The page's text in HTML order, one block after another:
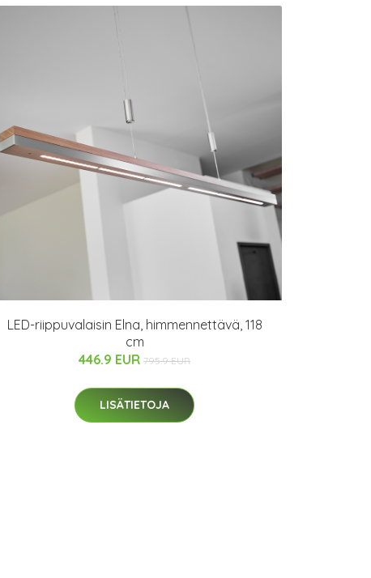
LED-riippuvalaisin Elna, himmennettävä, 118
cm
446.9 EUR 795.9 EUR
LISÄTIETOJA